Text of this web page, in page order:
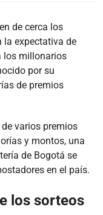
de cerca los
la expectativa de
los millonarios
por su
de premios
varios premios
y montos, una
de Bogotá se
en el país.
los sorteos